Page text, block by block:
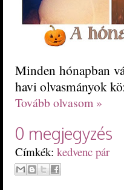
Minden hónapban
havi olvasmányok
Tovább olvasom »
0 megjegyzés
Címkék: kedvenc pár